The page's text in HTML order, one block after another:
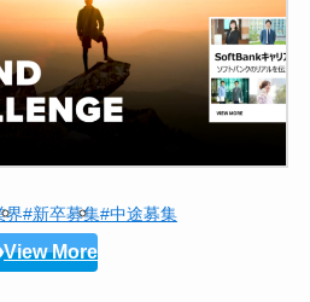
界#新卒募集#中途募集
View More